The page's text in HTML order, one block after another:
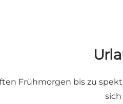
Frühmorgen bis zu